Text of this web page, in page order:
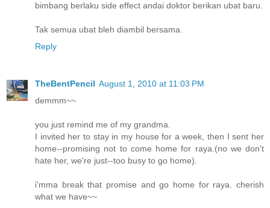
bimbang berlaku side effect andai doktor berikan ubat baru.
Tak semua ubat bleh diambil bersama.
Reply
TheBentPencil August 1, 2010 at 11:03 PM
demmm~~
you just remind me of my grandma.
I invited her to stay in my house for a week, then I sent her
home--promising not to come home for raya.(no we don't
hate her, we're just--too busy to go home).
i'mma break that promise and go home for raya. cherish
what we have~~